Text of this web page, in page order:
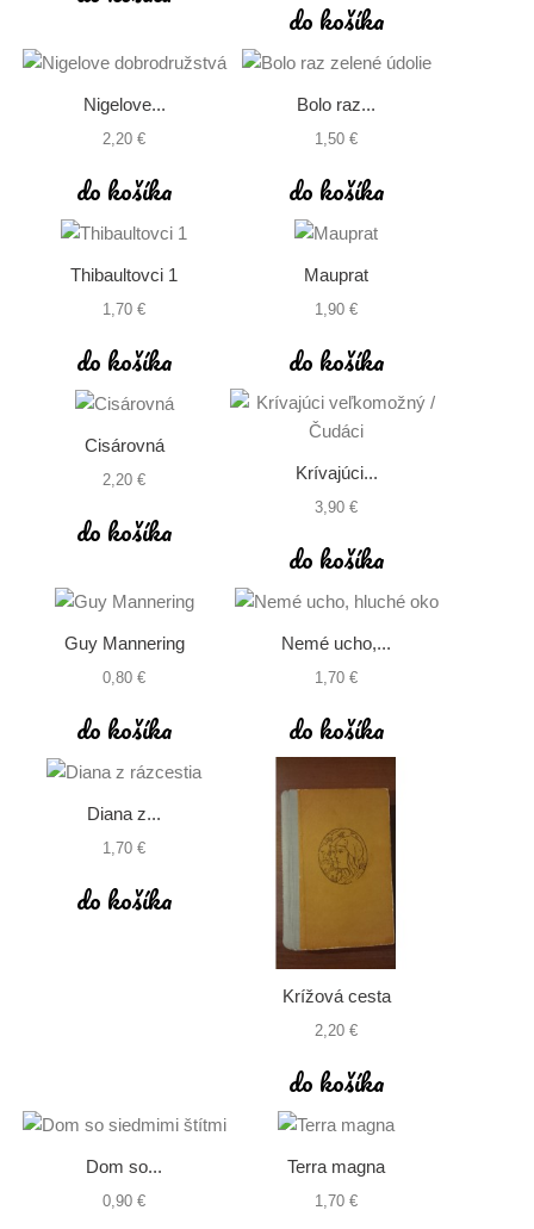
do košíka
Nigelove...
2,20 €
do košíka
Bolo raz...
1,50 €
do košíka
Thibaultovci 1
1,70 €
do košíka
Mauprat
1,90 €
do košíka
Cisárovná
2,20 €
do košíka
Krívajúci...
3,90 €
do košíka
Guy Mannering
0,80 €
do košíka
Nemé ucho,...
1,70 €
do košíka
Diana z...
1,70 €
do košíka
Krížová cesta
2,20 €
do košíka
Dom so...
0,90 €
Terra magna
1,70 €